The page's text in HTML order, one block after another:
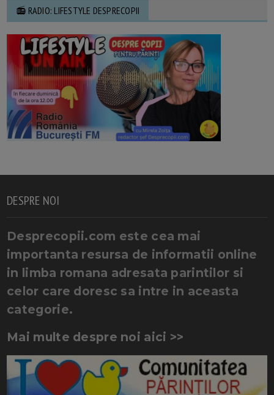
📻 RADIO: LIFESTYLE DESPRECOPII
DESPRE NOI
Desprecopii.com este cea mai
importanta resursa de informatii online
in limba romana adresata parintilor si
celor care doresc sa intre in aceasta
categorie.
Mai multe despre noi aici >>